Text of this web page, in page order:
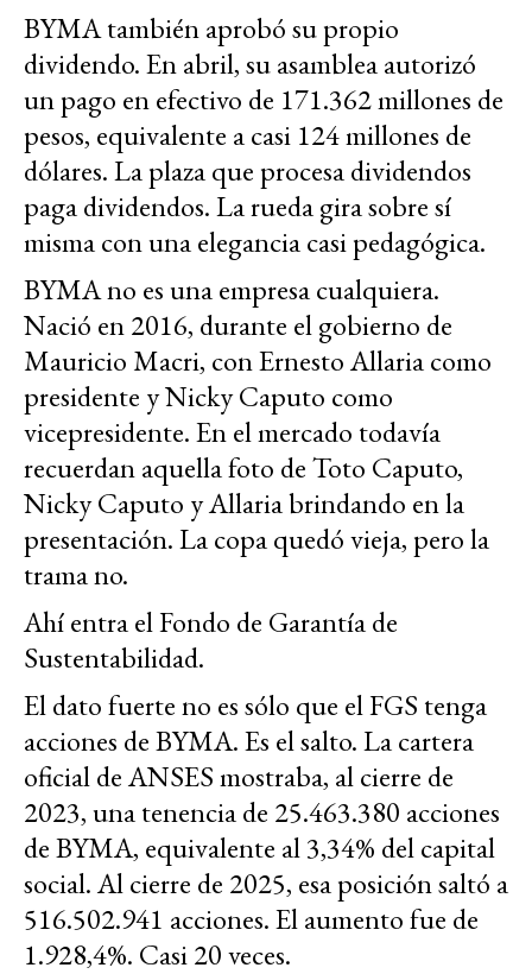
BYMA también aprobó su propio
dividendo. En abril, su asamblea autorizó
un pago en efectivo de 171.362 millones de
pesos, equivalente a casi 124 millones de
dólares. La plaza que procesa dividendos
paga dividendos. La rueda gira sobre sí
misma con una elegancia casi pedagógica.
BYMA no es una empresa cualquiera.
Nació en 2016, durante el gobierno de
Mauricio Macri, con Ernesto Allaria como
presidente y Nicky Caputo como
vicepresidente. En el mercado todavía
recuerdan aquella foto de Toto Caputo,
Nicky Caputo y Allaria brindando en la
presentación. La copa quedó vieja, pero la
trama no.
Ahí entra el Fondo de Garantía de
Sustentabilidad.
El dato fuerte no es sólo que el FGS tenga
acciones de BYMA. Es el salto. La cartera
oficial de ANSES mostraba, al cierre de
2023, una tenencia de 25.463.380 acciones
de BYMA, equivalente al 3,34% del capital
social. Al cierre de 2025, esa posición saltó a
516.502.941 acciones. El aumento fue de
1.928,4%. Casi 20 veces.